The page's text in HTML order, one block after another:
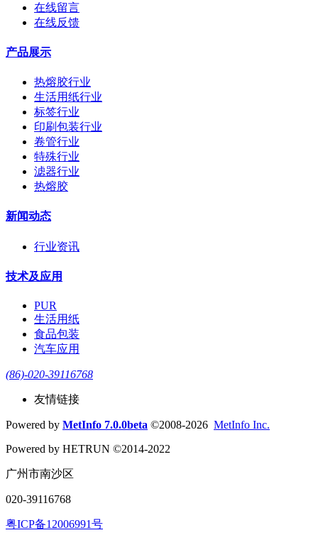
在线留言
在线反馈
产品展示
热熔胶行业
生活用纸行业
标签行业
印刷包装行业
卷管行业
特殊行业
滤器行业
热熔胶
新闻动态
行业资讯
技术及应用
PUR
生活用纸
食品包装
汽车应用
(86)-020-39116768
友情链接
Powered by MetInfo 7.0.0beta ©2008-2026 MetInfo Inc.
Powered by HETRUN ©2014-2022
广州市南沙区
020-39116768
粤ICP备12006991号